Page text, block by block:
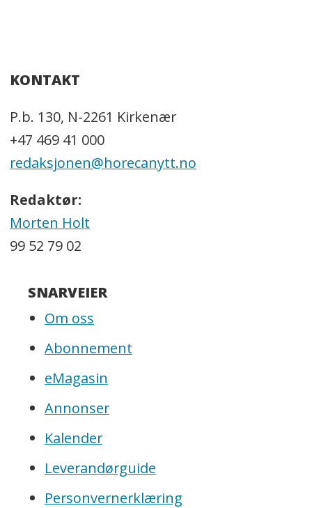
KONTAKT
P.b. 130, N-2261 Kirkenær
+47 469 41 000
redaksjonen@horecanytt.no
Redaktør:
Morten Holt
99 52 79 02
SNARVEIER
Om oss
Abonnement
eMagasin
Annonser
Kalender
Leverandørguide
Personvernerklæring